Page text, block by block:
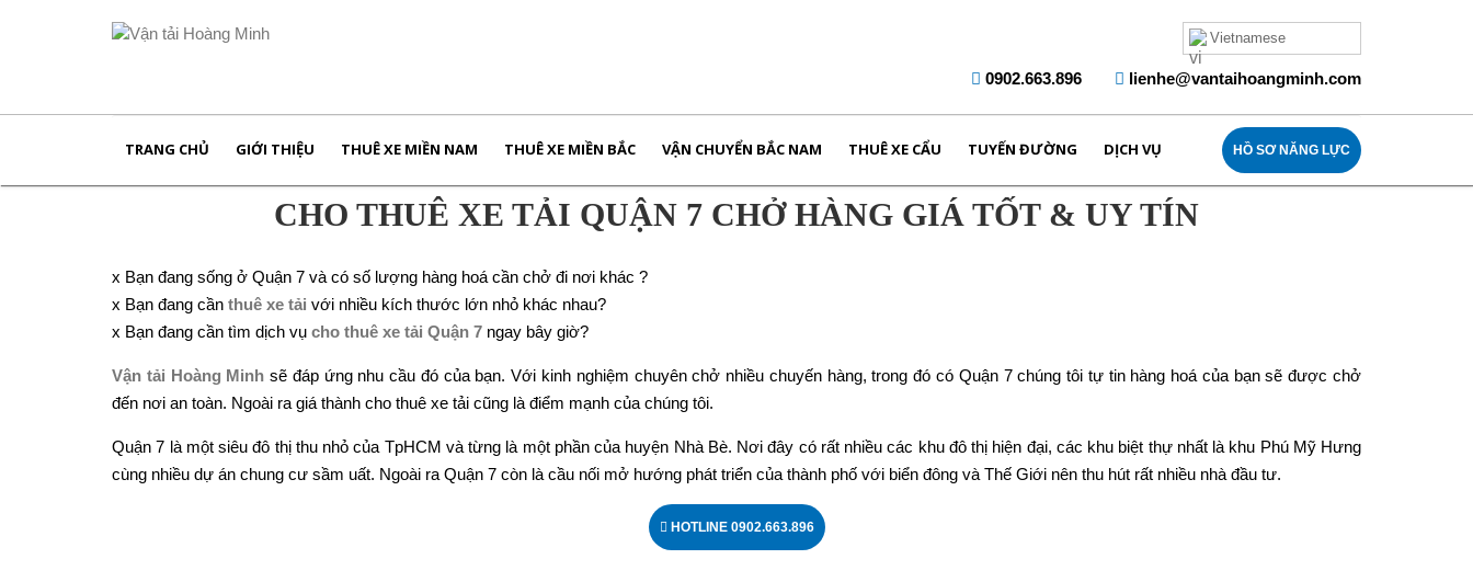
Vietnamese
0902.663.896 lienhe@vantaihoangminh.com
TRANG CHỦ GIỚI THIỆU THUÊ XE MIỀN NAM THUÊ XE MIỀN BẮC VẬN CHUYỂN BẮC NAM THUÊ XE CẨU TUYẾN ĐƯỜNG DỊCH VỤ HỒ SƠ NĂNG LỰC
CHO THUÊ XE TẢI QUẬN 7 CHỞ HÀNG GIÁ TỐT & UY TÍN
x Bạn đang sống ở Quận 7 và có số lượng hàng hoá cần chở đi nơi khác ?
x Bạn đang cần thuê xe tải với nhiều kích thước lớn nhỏ khác nhau?
x Bạn đang cần tìm dịch vụ cho thuê xe tải Quận 7 ngay bây giờ?
Vận tải Hoàng Minh sẽ đáp ứng nhu cầu đó của bạn. Với kinh nghiệm chuyên chở nhiều chuyến hàng, trong đó có Quận 7 chúng tôi tự tin hàng hoá của bạn sẽ được chở
đến nơi an toàn. Ngoài ra giá thành cho thuê xe tải cũng là điểm mạnh của chúng tôi.
Quận 7 là một siêu đô thị thu nhỏ của TpHCM và từng là một phần của huyện Nhà Bè. Nơi đây có rất nhiều các khu đô thị hiện đại, các khu biệt thự nhất là khu Phú Mỹ Hưng
cùng nhiều dự án chung cư sầm uất. Ngoài ra Quận 7 còn là cầu nối mở hướng phát triển của thành phố với biển đông và Thế Giới nên thu hút rất nhiều nhà đầu tư.
HOTLINE 0902.663.896